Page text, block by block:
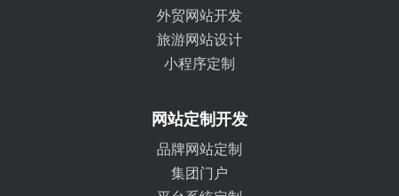
外贸网站开发
旅游网站设计
小程序定制
网站定制开发
品牌网站定制
集团门户